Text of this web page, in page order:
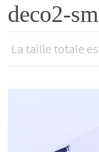
deco2-
La taille totale